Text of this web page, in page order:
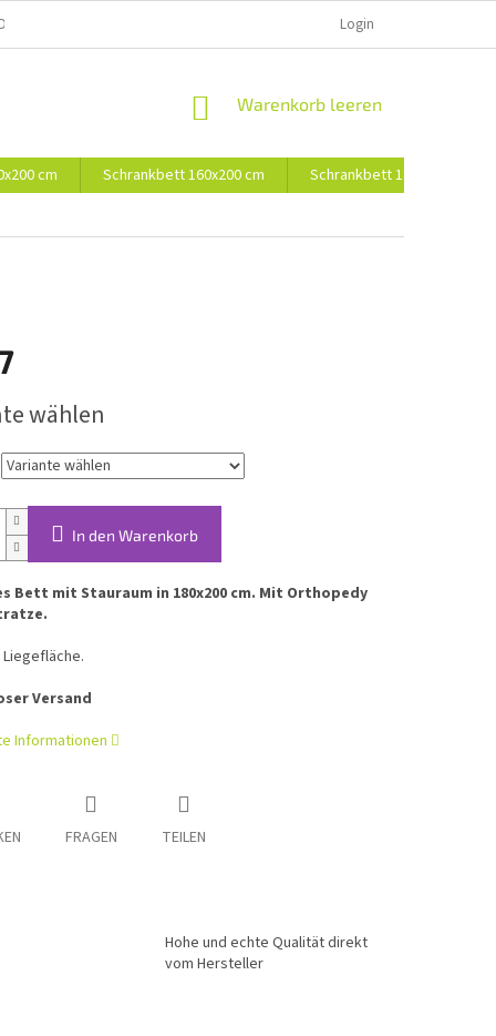
UND BEZAHLUNG Login
WARENKORB
Warenkorb leeren
cm Schrankbett 160x200 cm
Schrankbett 180x200 cm
wählen
In den Warenkorb
Bett mit Stauraum in 180x200 cm. Mit Orthopedy
Versand
Informationen
FRAGEN TEILEN
Hohe und echte Qualität direkt
vom Hersteller